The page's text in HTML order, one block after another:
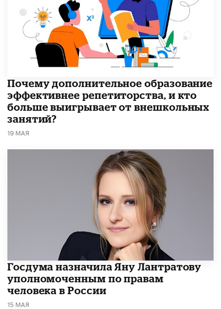
​Почему дополнительное образование
эффективнее репетиторства, и кто
больше выигрывает от внешкольных
занятий?
19 МАЯ
Госдума назначила Яну Лантратову
уполномоченным по правам
человека в России
15 МАЯ